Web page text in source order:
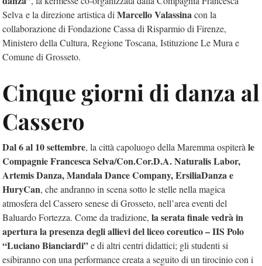
Selva e la direzione artistica di Marcello Valassinacon la
collaborazione di Fondazione Cassa di Risparmio di Firenze,
Ministero della Cultura, Regione Toscana, Istituzione Le Mura e
Comune di Grosseto.
Cinque giorni di danza al
Cassero
Dal 6 al 10 settembre, la città capoluogo della Maremma ospiterà le
Compagnie Francesca Selva/Con.Cor.D.A. Naturalis Labor,
Artemis Danza, Mandala Dance Company, ErsiliaDanza e
HuryCan, che andranno in scena sotto le stelle nella magica
atmosfera del Cassero senese di Grosseto, nell’area eventi del
Baluardo Fortezza. Come da tradizione, la serata finale vedrà in
apertura la presenza degli allievi del liceo coreutico – IIS Polo
“Luciano Bianciardi”e di altri centri didattici; gli studenti si
esibiranno con una performance creata a seguito di un tirocinio con i